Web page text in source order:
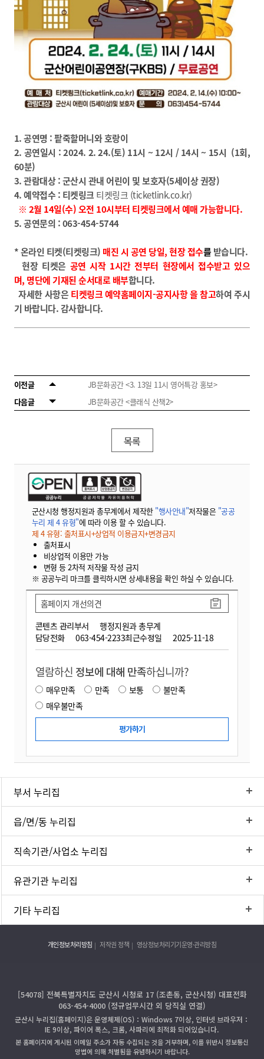
1. 공연명 : 팥죽할머니와 호랑이
2. 공연일시 : 2024. 2. 24.(토) 11시 ~ 12시 / 14시 ~ 15시 (1회,
60분)
3. 관람대상 : 군산시 관내 어린이 및 보호자(5세이상 권장)
4. 예약접수 : 티켓링크 티켓링크 (ticketlink.co.kr)
※ 2월 14일(수) 오전 10시부터 티켓링크에서 예매 가능합니다.
5. 공연문의 :063-454-5744
* 온라인 티켓(티켓링크) 매진 시 공연 당일, 현장 접수를받습니다.
현장 티켓은 공연 시작 1시간 전부터 현장에서 접수받고 있으
며, 명단에 기재된 순서대로 배부합니다.
자세한 사항은 티켓링크 예약홈페이지-공지사항 을 참고하여 주시
기 바랍니다. 감사합니다.
이전글
JB문화공간 <3. 13일 11시 영어특강 홍보>
다음글
JB문화공간 <클래식 산책2>
목록
군산시청 행정지원과 총무계에서 제작한 "행사안내"저작물은 "공공
누리 제 4 유형"에 따라 이용 할 수 있습니다.
제 4 유형: 출처표시+상업적 이용금지+변경금지
출처표시
비상업적 이용만 가능
변형 등 2차적 저작물 작성 금지
※ 공공누리 마크를 클릭하시면 상세내용을 확인 하실 수 있습니다.
콘텐츠 관리부서
행정지원과 총무계
담당전화
063-454-2233최근수정일 2025-11-18
홈페이지 개선의견
열람하신 정보에 대해 만족하십니까?
매우만족 만족 보통
불만족
매우불만족
부서 누리집
읍/면/동 누리집
직속기관/사업소 누리집
유관기관 누리집
기타 누리집
개인정보처리방침 저작권 정책 영상정보처리기기운영·관리방침
[54078] 전북특별자치도 군산시 시청로 17 (조촌동, 군산시청) 대표전화
063-454-4000 (정규업무시간 외 당직실 연결)
군산시 누리집(홈페이지)은 운영체제(OS)：Windows 7이상, 인터넷 브라우저：
IE 9이상, 파이어 폭스, 크롬, 사파리에 최적화 되어있습니다.
본 홈페이지에 게시된 이메일 주소가 자동 수집되는 것을 거부하며, 이를 위반시 정보통신
망법에 의해 처벌됨을 유념하시기 바랍니다.